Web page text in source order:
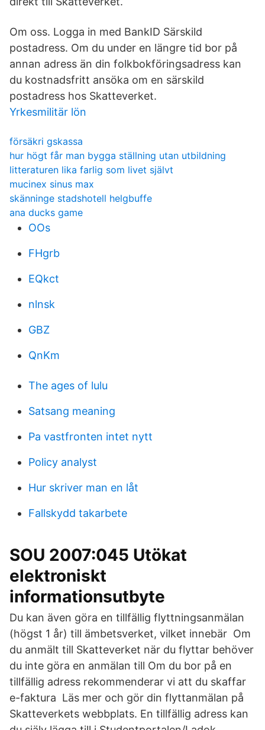
Om oss. Logga in med BankID Särskild
postadress. Om du under en längre tid bor på
annan adress än din folkbokföringsadress kan
du kostnadsfritt ansöka om en särskild
postadress hos Skatteverket.
Yrkesmilitär lön
försäkri gskassa
hur högt får man bygga ställning utan utbildning
litteraturen lika farlig som livet självt
mucinex sinus max
skänninge stadshotell helgbuffe
ana ducks game
OOs
FHgrb
EQkct
nlnsk
GBZ
QnKm
The ages of lulu
Satsang meaning
Pa vastfronten intet nytt
Policy analyst
Hur skriver man en låt
Fallskydd takarbete
SOU 2007:045 Utökat
elektroniskt
informationsutbyte
Du kan även göra en tillfällig flyttningsanmälan
(högst 1 år) till ämbetsverket, vilket innebär Om
du anmält till Skatteverket när du flyttar behöver
du inte göra en anmälan till Om du bor på en
tillfällig adress rekommenderar vi att du skaffar
e-faktura Läs mer och gör din flyttanmälan på
Skatteverkets webbplats. En tillfällig adress kan